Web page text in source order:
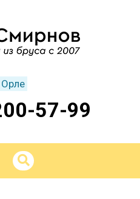
Орле
57-99